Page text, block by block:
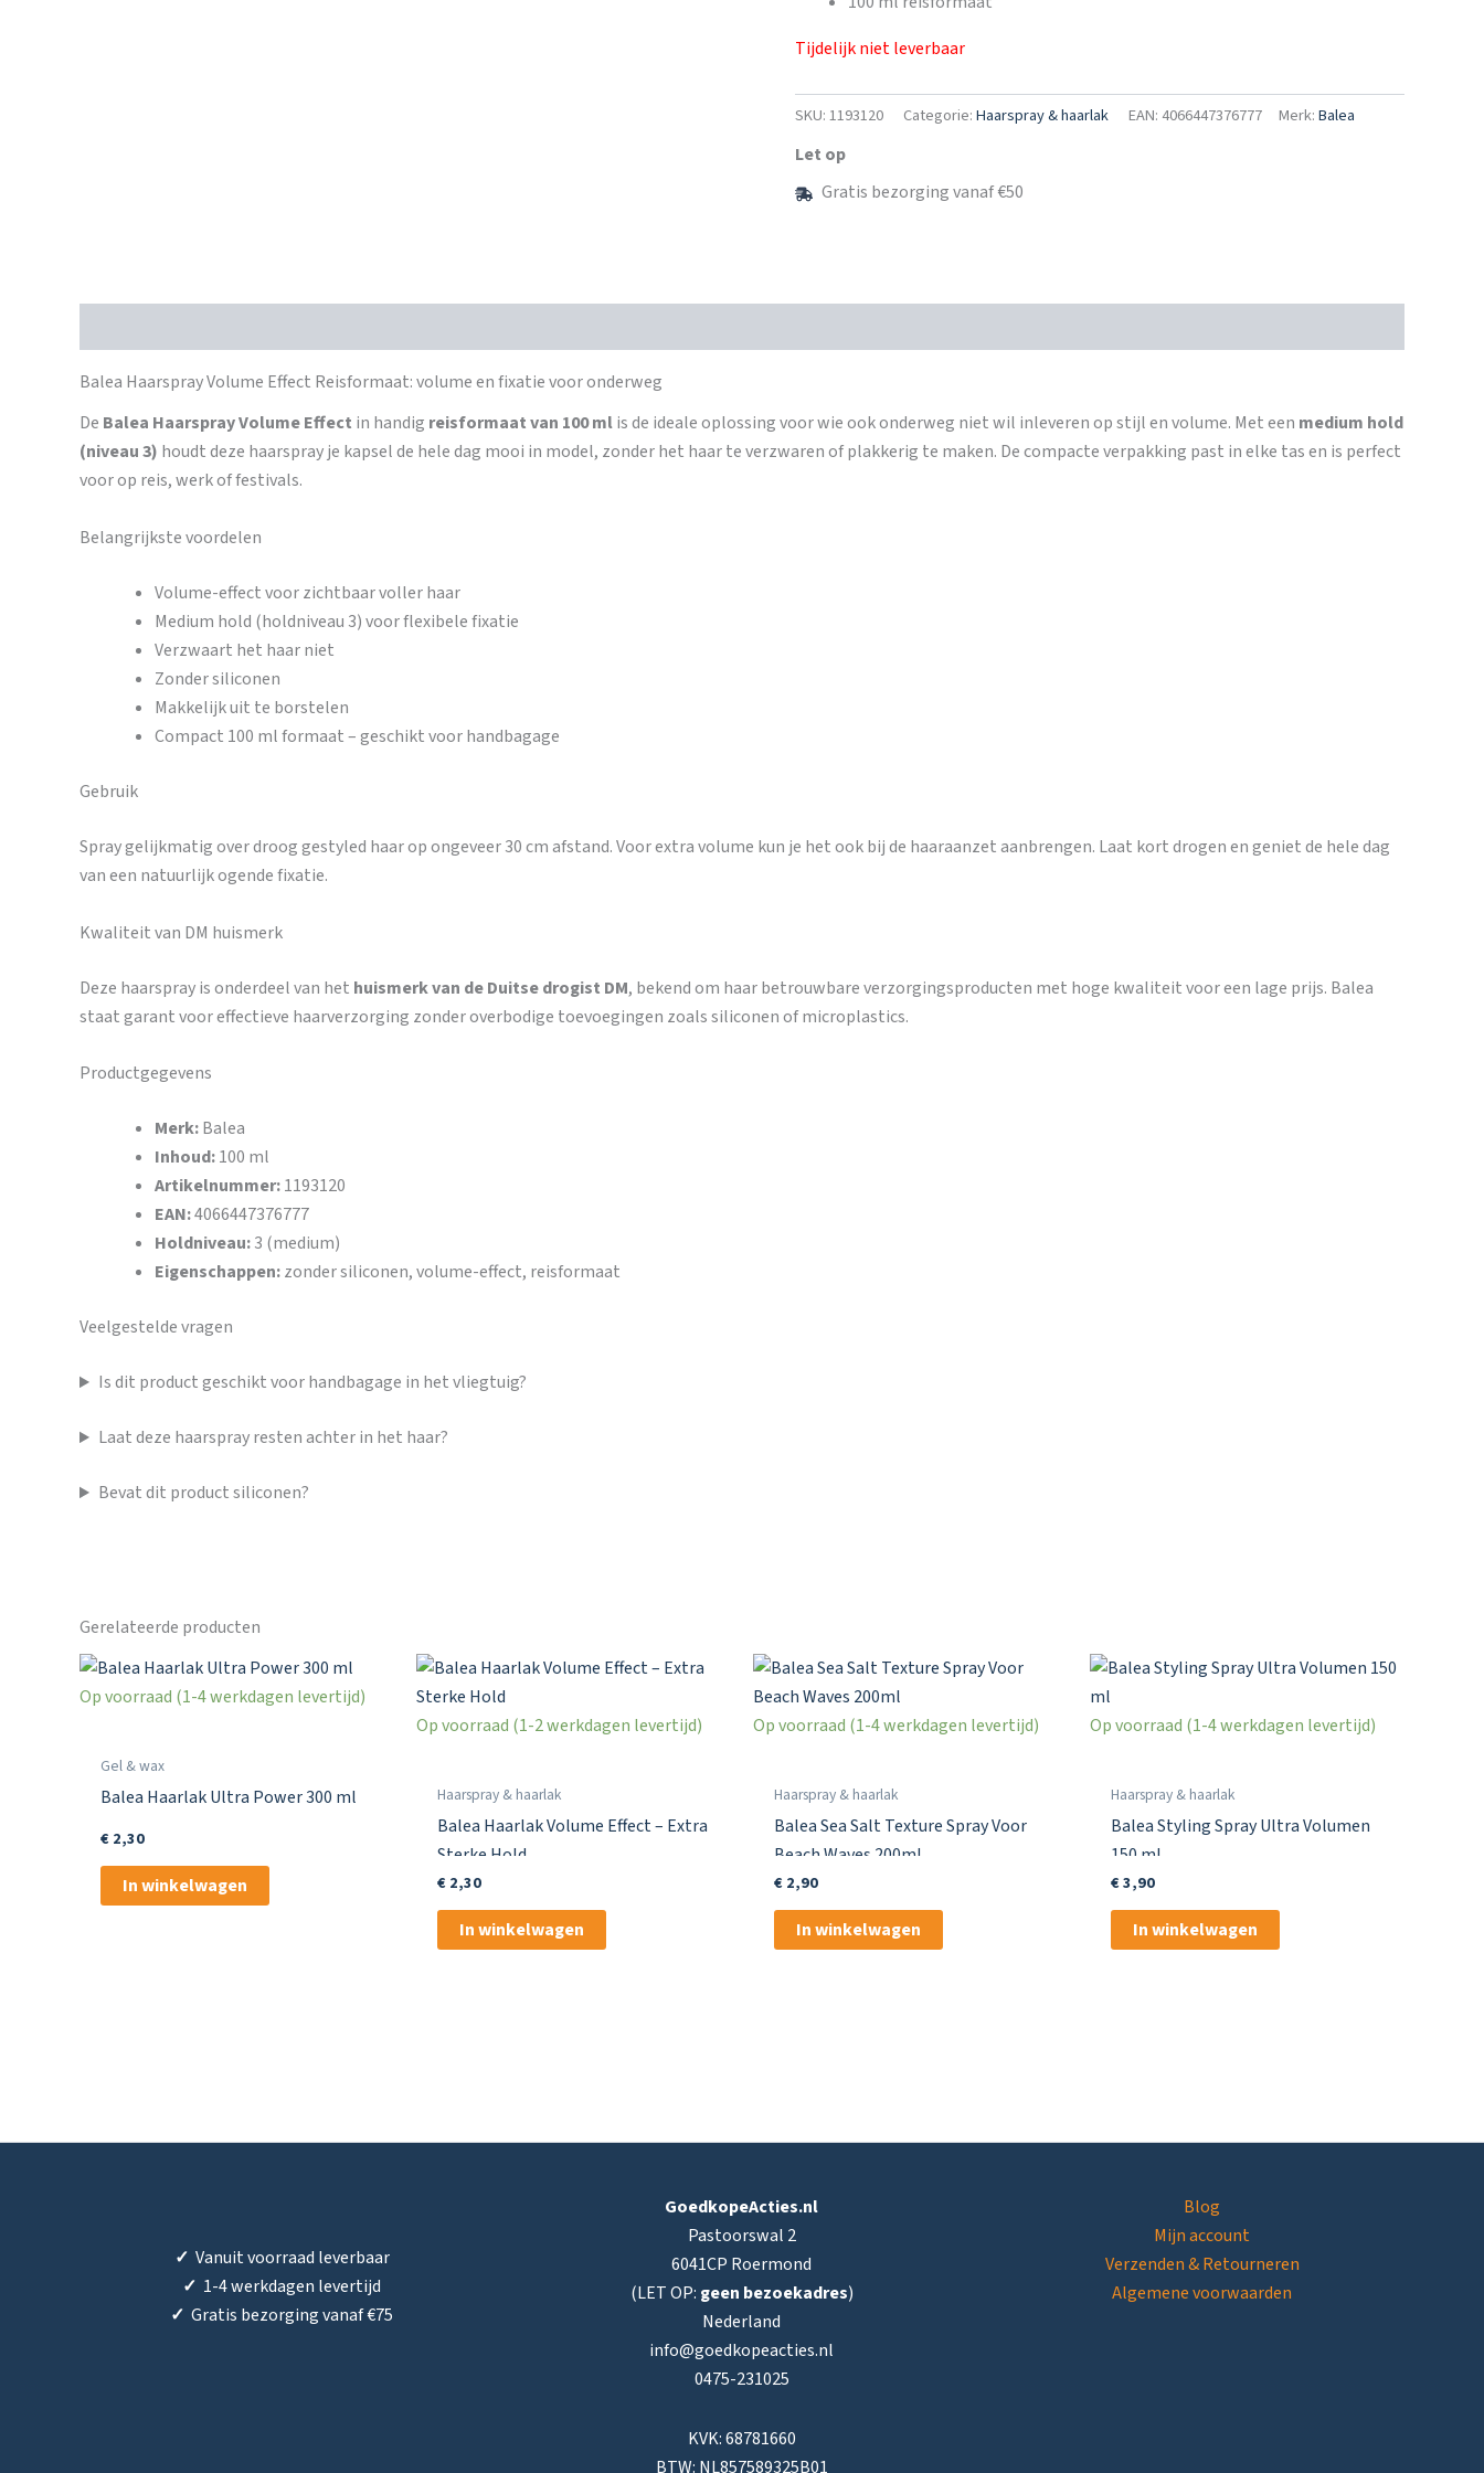
Tijdelijk niet leverbaar
SKU:1193120 Categorie:Haarspray & haarlak EAN: 4066447376777 Merk:Balea
Let op
Gratis bezorging vanaf €50
Balea Haarspray Volume Effect Reisformaat: volume en fixatie voor onderweg
De Balea Haarspray Volume Effect in handig reisformaat van 100 mlis de ideale oplossing voor wie ook onderweg niet wil inleveren op stijl en volume. Met een medium hold
(niveau 3) houdt deze haarspray je kapsel de hele dag mooi in model, zonder het haar te verzwaren of plakkerig te maken. De compacte verpakking past in elke tas en is perfect
voor op reis, werk of festivals.
Belangrijkste voordelen
Volume-effect voor zichtbaar voller haar
Medium hold (holdniveau 3) voor flexibele fixatie
Verzwaart het haar niet
Zonder siliconen
Makkelijk uit te borstelen
Compact 100 ml formaat – geschikt voor handbagage
Gebruik
Spray gelijkmatig over droog gestyled haar op ongeveer 30 cm afstand. Voor extra volume kun je het ook bij de haaraanzet aanbrengen. Laat kort drogen en geniet de hele dag
van een natuurlijk ogende fixatie.
Kwaliteit van DM huismerk
Deze haarspray is onderdeel van het huismerk van de Duitse drogist DM, bekend om haar betrouwbare verzorgingsproducten met hoge kwaliteit voor een lage prijs. Balea
staat garant voor effectieve haarverzorging zonder overbodige toevoegingen zoals siliconen of microplastics.
Productgegevens
Merk:Balea
Inhoud:100 ml
Artikelnummer:1193120
EAN:4066447376777
Holdniveau:3 (medium)
Eigenschappen:zonder siliconen, volume-effect, reisformaat
Veelgestelde vragen
Is dit product geschikt voor handbagage in het vliegtuig?
Laat deze haarspray resten achter in het haar?
Bevat dit product siliconen?
Gerelateerde producten
Op voorraad (1-4 werkdagen levertijd)
Gel & wax
Balea Haarlak Ultra Power 300 ml
€2,30
In winkelwagen
Op voorraad (1-2 werkdagen levertijd)
Haarspray & haarlak
Balea Haarlak Volume Effect – Extra
Sterke Hold
€2,30
In winkelwagen
Op voorraad (1-4 werkdagen levertijd)
Haarspray & haarlak
Balea Sea Salt Texture Spray Voor
Beach Waves 200ml
€2,90
In winkelwagen
Op voorraad (1-4 werkdagen levertijd)
Haarspray & haarlak
Balea Styling Spray Ultra Volumen
150 ml
€3,90
In winkelwagen
✓ Vanuit voorraad leverbaar
✓ 1-4 werkdagen levertijd
✓ Gratis bezorging vanaf €75
GoedkopeActies.nl
Pastoorswal 2
6041CP Roermond
(LET OP: geen bezoekadres)
Nederland
info@goedkopeacties.nl
0475-231025
KVK: 68781660
BTW: NL857589325B01
Blog
Mijn account
Verzenden & Retourneren
Algemene voorwaarden